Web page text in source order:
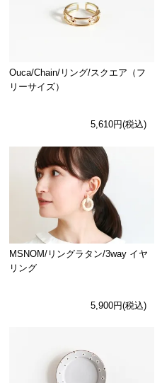
Ouca/Chain/リング/スクエア（フ
リーサイズ）
5,610円(税込)
MSNOM/リングラタン/3way イヤ
リング
5,900円(税込)